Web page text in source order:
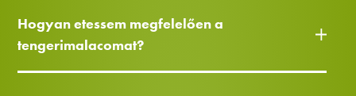
Hogyan etessem megfelelően a
tengerimalacomat?